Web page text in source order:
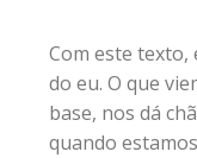
Com este texto,
do eu. O que
base, nos dá
quando